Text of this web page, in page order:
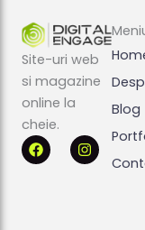
Site-uri web
si magazine
online la
cheie.
F
a
c
I
n
s
Blog